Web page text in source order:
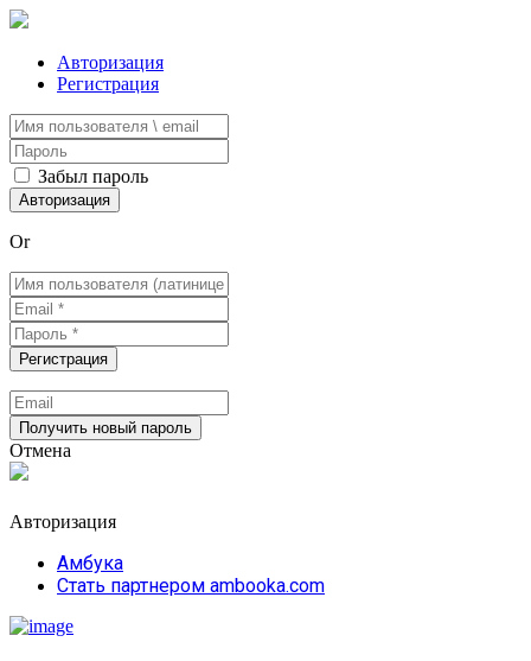
Авторизация
Регистрация
Забыл пароль
Or
Отмена
Авторизация
Амбука
Стать партнером ambooka.com